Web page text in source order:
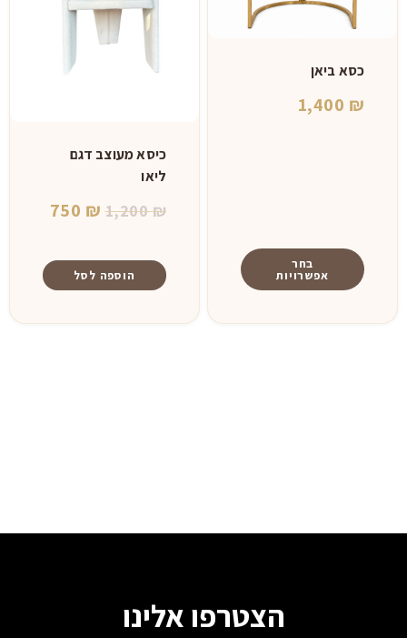
כסא ביאן
1,400 ₪
בחר
אפשרויות
כיסא מעוצב דגם
ליאו
1,200₪
המחיר
היה:
1,200 ₪.
750 ₪
הוא:
750 ₪.
הוספה לסל
הצטרפו אלינו